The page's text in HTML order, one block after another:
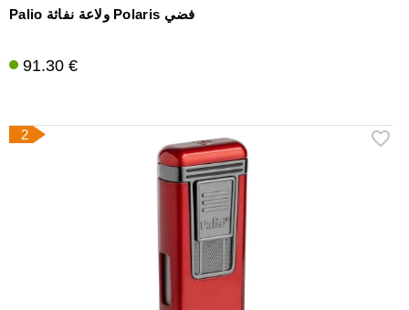
Palio ولاعة نفاثة Polaris فضي
91.30 €
2